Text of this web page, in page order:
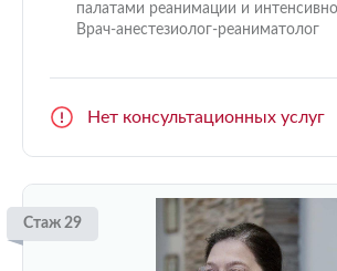
палатами реанимации и
Врач-анестезиолог-реаниматолог
Нет консультационных услуг
Стаж 29